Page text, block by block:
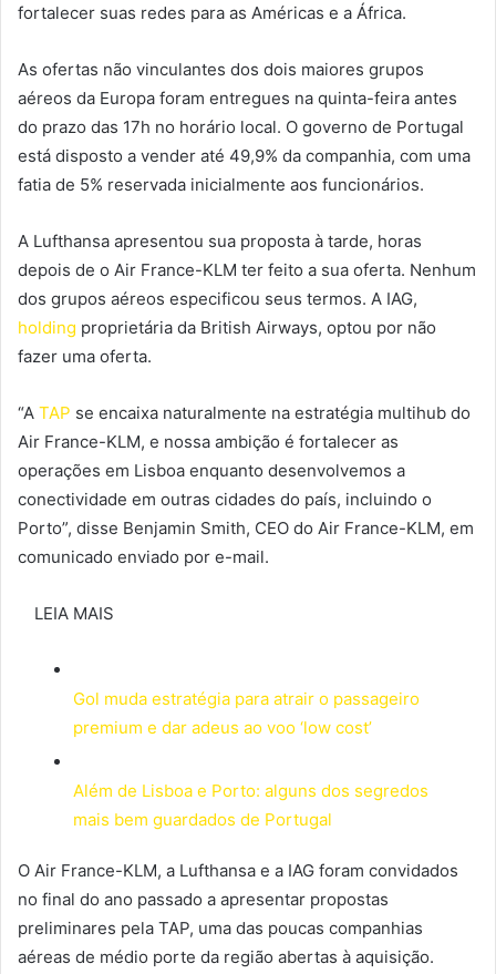
fortalecer suas redes para as Américas e a África.
As ofertas não vinculantes dos dois maiores grupos
aéreos da Europa foram entregues na quinta-feira antes
do prazo das 17h no horário local. O governo de Portugal
está disposto a vender até 49,9% da companhia, com uma
fatia de 5% reservada inicialmente aos funcionários.
A Lufthansa apresentou sua proposta à tarde, horas
depois de o Air France-KLM ter feito a sua oferta. Nenhum
dos grupos aéreos especificou seus termos. A IAG,
holding proprietária da British Airways, optou por não
fazer uma oferta.
“A TAP se encaixa naturalmente na estratégia multihub do
Air France-KLM, e nossa ambição é fortalecer as
operações em Lisboa enquanto desenvolvemos a
conectividade em outras cidades do país, incluindo o
Porto”, disse Benjamin Smith, CEO do Air France-KLM, em
comunicado enviado por e-mail.
LEIA MAIS
Gol muda estratégia para atrair o passageiro
premium e dar adeus ao voo ‘low cost’
Além de Lisboa e Porto: alguns dos segredos
mais bem guardados de Portugal
O Air France-KLM, a Lufthansa e a IAG foram convidados
no final do ano passado a apresentar propostas
preliminares pela TAP, uma das poucas companhias
aéreas de médio porte da região abertas à aquisição.